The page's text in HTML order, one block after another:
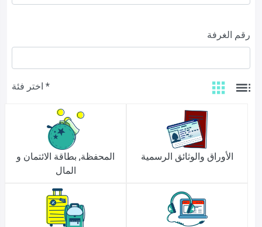
رقم الغرفة
اختر فئة *
المحفظة, بطاقة الائتمان و
المال
الأوراق والوثائق الرسمية